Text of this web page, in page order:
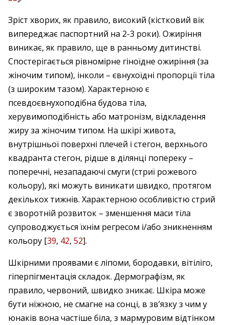
Зріст хворих, як правило, високий (кістковий вік
випереджає паспортний на 2-3 роки). Ожиріння
виникає, як правило, ще в ранньому дитинстві.
Спостерігається рівномірне гіноїдне ожиріння (за
жіночим типом), інколи – євнухоїдні пропорції тіла
(з широким тазом). Характерною є
псевдоєвнухоподібна будова тіла,
херувимоподібність або матронізм, відкладення
жиру за жіночим типом. На шкірі живота,
внутрішньої поверхні плечей і стегон, верхнього
квадранта стегон, рідше в ділянці попереку –
поперечні, незападаючі смуги (стриї рожевого
кольору), які можуть виникати швидко, протягом
декількох тижнів. Характерною особливістю стрий
є зворотній розвиток – зменшення маси тіла
супроводжується їхнім регресом і/або зникненням
кольору [39, 42, 52].
Шкірними проявами є ліпоми, бородавки, вітіліго,
гіперпігментація складок. Дермографізм, як
правило, червоний, швидко зникає. Шкіра може
бути ніжною, не смагне на сонці, в зв’язку з чим у
юнаків вона частіше біла, з мармуровим відтінком